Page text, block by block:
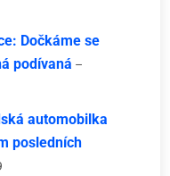
Dočkáme se
podívaná –
automobilka
posledních